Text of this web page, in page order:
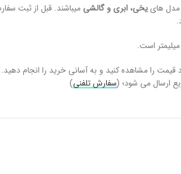
مدل هاییخی، ابری و گالشی میباشند. قبل از ثبت
قیمت را مشاهده کنید و به آسانی خرید را انجام
ارسال می شود؛ (سفارش تلفنی)